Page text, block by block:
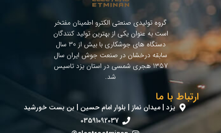
گروه تولیدی صنعتی الکترو اطمینان مفتخر
است به عنوان یکی از بهترین تولید کنندگان
دستگاه های جوشکاری با بیش از 30 سال
سابقه درخشان در صنعت جوش ایران سال
1357 هجری شمسی در استان یزد تاسیس
شد.
ارتباط با ما
یزد | میدان نماز | بلوار امام حسین | بن بست خورشید
03591092037